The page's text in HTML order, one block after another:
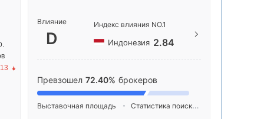
Влияние
D
Индекс влияния NO.1
Индонезия 2.84
Превзошел 72.40% брокеров
Выставочная площадь Статистика поиска